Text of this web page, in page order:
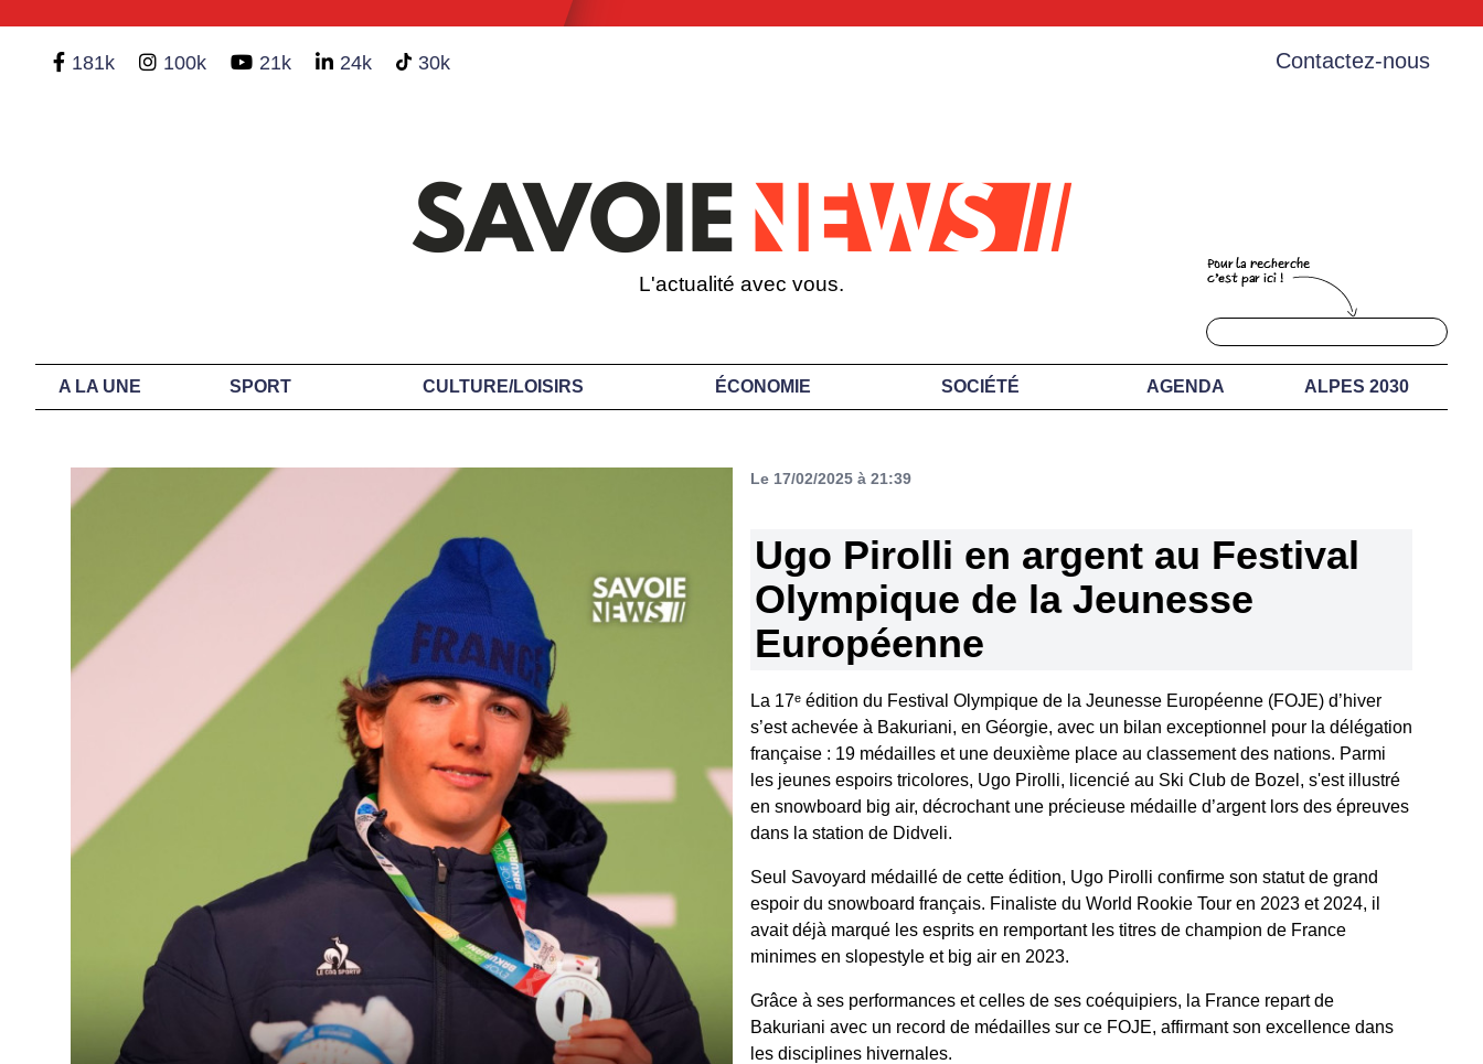
181k 100k 21k 24k 30k Contactez-nous
L'actualité avec vous.
A LA UNE SPORT CULTURE/LOISIRS ÉCONOMIE SOCIÉTÉ AGENDA ALPES 2030
Le 17/02/2025 à 21:39
Ugo Pirolli en argent au Festival
Olympique de la Jeunesse
Européenne
La 17ᵉ édition du Festival Olympique de la Jeunesse Européenne (FOJE) d’hiver
s’est achevée à Bakuriani, en Géorgie, avec un bilan exceptionnel pour la délégation
française : 19 médailles et une deuxième place au classement des nations. Parmi
les jeunes espoirs tricolores, Ugo Pirolli, licencié au Ski Club de Bozel, s'est illustré
en snowboard big air, décrochant une précieuse médaille d’argent lors des épreuves
dans la station de Didveli.
Seul Savoyard médaillé de cette édition, Ugo Pirolli confirme son statut de grand
espoir du snowboard français. Finaliste du World Rookie Tour en 2023 et 2024, il
avait déjà marqué les esprits en remportant les titres de champion de France
minimes en slopestyle et big air en 2023.
Grâce à ses performances et celles de ses coéquipiers, la France repart de
Bakuriani avec un record de médailles sur ce FOJE, affirmant son excellence dans
les disciplines hivernales.